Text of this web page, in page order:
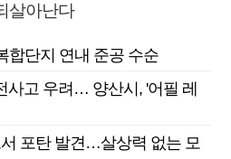
살아난다
합단지 연내 준공 수순
사고 우려… 양산시, '어필 레
포탄 발견…살상력 없는 모